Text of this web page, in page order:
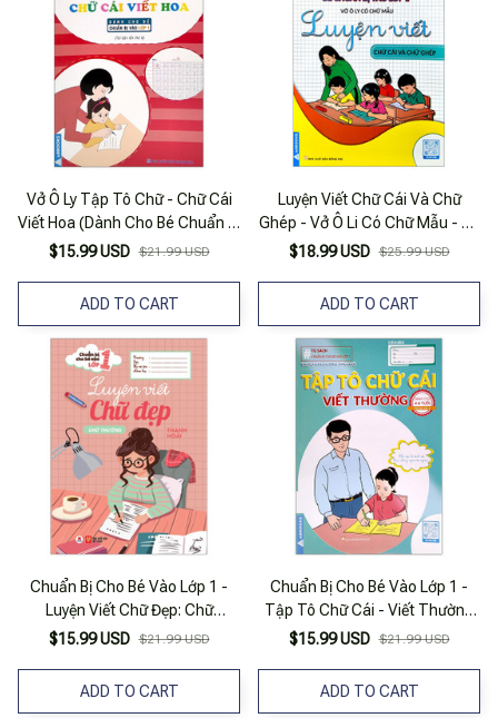
Vở Ô Ly Tập Tô Chữ - Chữ Cái
Viết Hoa (Dành Cho Bé Chuẩn Bị
Vào Lớp 1)
$15.99 USD $21.99 USD
ADD TO CART
Luyện Viết Chữ Cái Và Chữ
Ghép - Vở Ô Li Có Chữ Mẫu - Bé
Chuẩn Bị Vào Lớp 1
$18.99 USD $25.99 USD
ADD TO CART
Chuẩn Bị Cho Bé Vào Lớp 1 -
Luyện Viết Chữ Đẹp: Chữ
Thường (Tái Bản 2020)
$15.99 USD $21.99 USD
ADD TO CART
Chuẩn Bị Cho Bé Vào Lớp 1 -
Tập Tô Chữ Cái - Viết Thường
(Dành Cho 4-6 Tuổi)
$15.99 USD $21.99 USD
ADD TO CART